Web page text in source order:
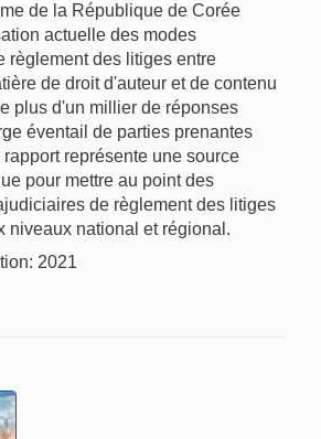
de la République de Corée
actuelle des modes
règlement des litiges entre
de droit d'auteur et de contenu
plus d'un millier de réponses
éventail de parties prenantes
représente une source
pour mettre au point des
de règlement des litiges
niveaux national et régional.
2021